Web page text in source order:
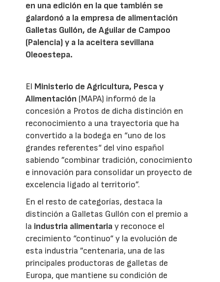
en una edición en la que también se
galardonó a la empresa de alimentación
Galletas Gullón, de Aguilar de Campoo
(Palencia) y a la aceitera sevillana
Oleoestepa.
El Ministerio de Agricultura, Pesca y
Alimentación (MAPA) informó de la
concesión a Protos de dicha distinción en
reconocimiento a una trayectoria que ha
convertido a la bodega en “uno de los
grandes referentes“ del vino español
sabiendo ”combinar tradición, conocimiento
e innovación para consolidar un proyecto de
excelencia ligado al territorio”.
En el resto de categorías, destaca la
distinción a Galletas Gullón con el premio a
la industria alimentariay reconoce el
crecimiento “continuo“ y la evolución de
esta industria ”centenaria, una de las
principales productoras de galletas de
Europa, que mantiene su condición de